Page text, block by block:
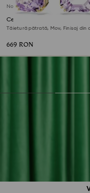
Nou
Cercei cu drop Millenia
Tăietură pătrată, Mov, Finisaj din
669 RON